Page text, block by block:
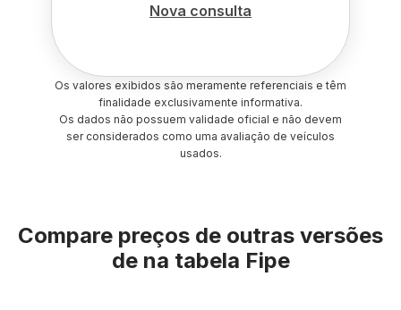
Nova consulta
Os valores exibidos são meramente referenciais e têm
finalidade exclusivamente informativa.
Os dados não possuem validade oficial e não devem
ser considerados como uma avaliação de veículos
usados.
Compare preços de outras versões
de na tabela Fipe